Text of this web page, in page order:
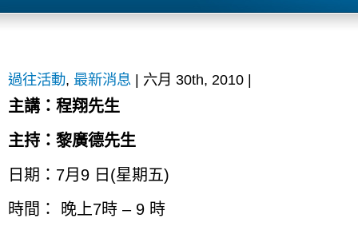
過往活動, 最新消息 | 六月 30th, 2010 |
主講：程翔先生
主持：黎廣德先生
日期：7月9 日(星期五)
時間： 晚上7時 – 9 時